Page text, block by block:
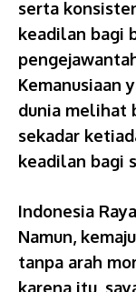
serta
keadilan bagi
Kemanusiaan
dunia melihat
sekadar
keadilan bagi
Indonesia
Namun,
tanpa arah
karena itu,